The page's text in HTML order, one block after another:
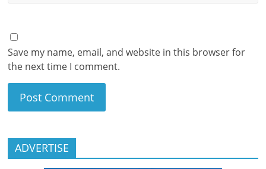
Save my name, email, and website in this browser for
the next time I comment.
ADVERTISE